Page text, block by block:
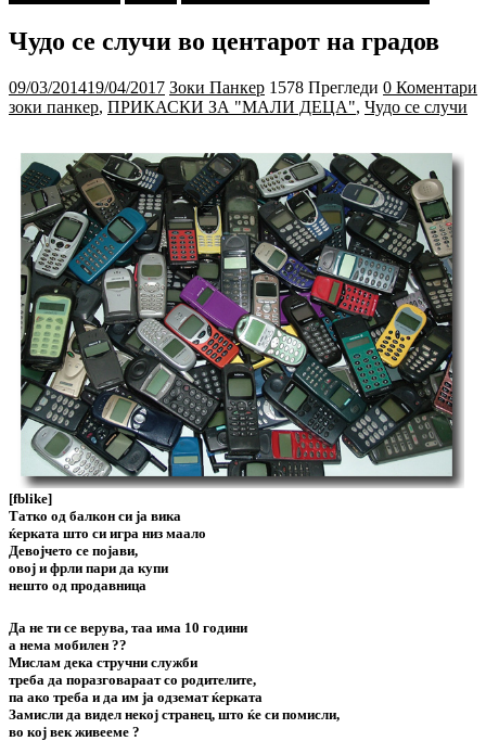
Чудо се случи во центарот на градов
09/03/201419/04/2017 Зоки Панкер 1578 Прегледи 0 Коментари
зоки панкер, ПРИКАСКИ ЗА "МАЛИ ДЕЦА", Чудо се случи
[fblike]
Татко од балкон си ја вика
ќерката што си игра низ маало
Девојчето се појави,
овој и фрли пари да купи
нешто од продавница
Да не ти се верува, таа има 10 години
а нема мобилен ??
Мислам дека стручни служби
треба да поразговараат со родителите,
па ако треба и да им ја одземат ќерката
Замисли да видел некој странец, што ќе си помисли,
во кој век живееме ?